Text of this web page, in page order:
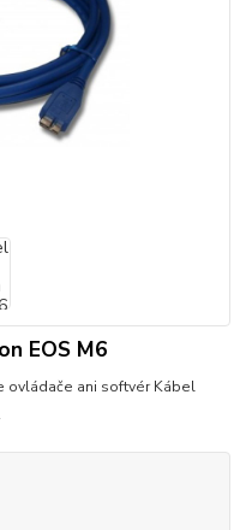
EOS M6
ovládače ani softvér Kábel